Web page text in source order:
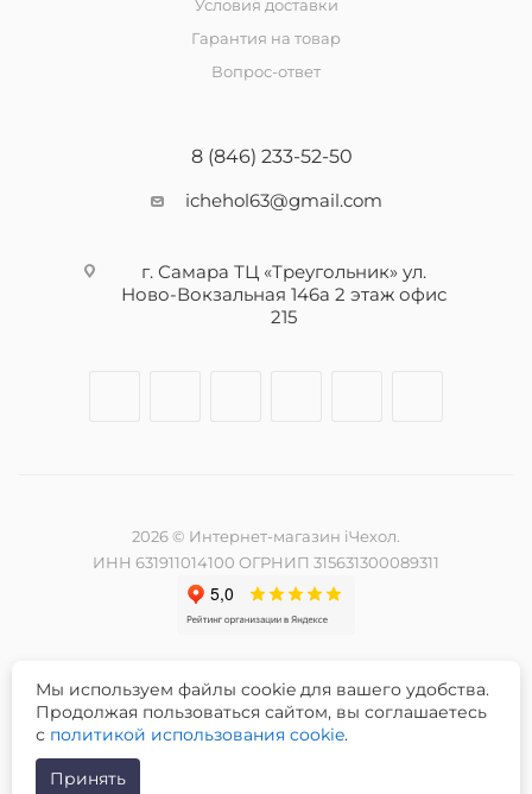
Условия доставки
Гарантия на товар
Вопрос-ответ
8 (846) 233-52-50
ichehol63@gmail.com
г. Самара ТЦ «Треугольник» ул.
Ново-Вокзальная 146а 2 этаж офис
215
2026 © Интернет-магазин iЧехол.
ИНН 631911014100 ОГРНИП 315631300089311
Разработка и продвижение сайта -
Мы используем файлы cookie для вашего удобства.
Продолжая пользоваться сайтом, вы соглашаетесь
с политикой использования cookie.
Принять